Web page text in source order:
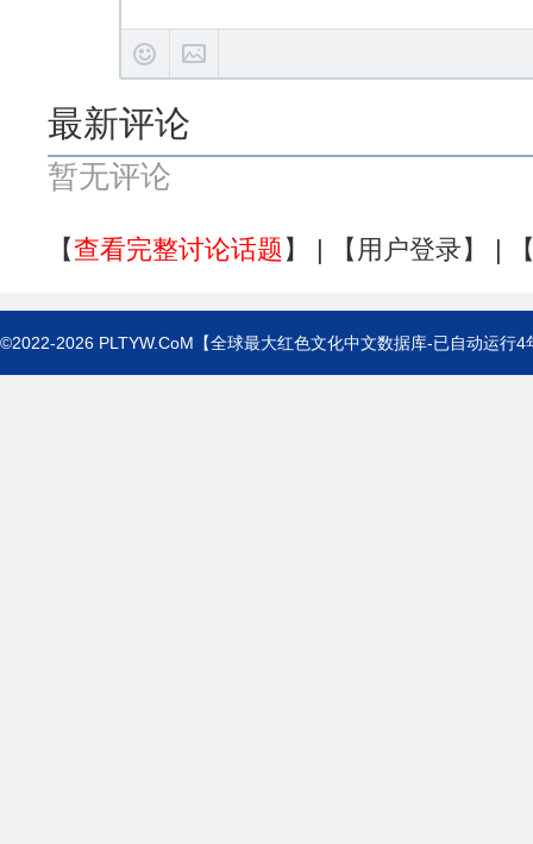
最新评论
暂无评论
【查看完整讨论话题】 | 【 用户登录】 |
©2022-2026 PLTYW.CoM 【全球最大红色文化中文数据库-已自动运行4